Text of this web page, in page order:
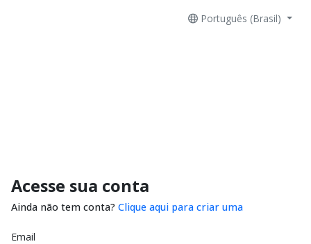
Português (Brasil)
Acesse sua conta
Ainda não tem conta? Clique aqui para criar uma
Email